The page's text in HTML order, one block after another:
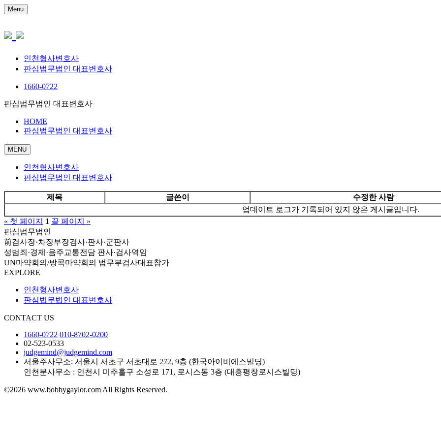
Menu
인천형사변호사
판심법무법인 대표변호사
1660-0722
판심법무법인 대표변호사
HOME
판심법무법인 대표변호사
MENU
인천형사변호사
판심법무법인 대표변호사
제목 글쓴이
수정한 사람
업데이트 로그가 기록되어 있지 않은 게시글입니다.
« 첫 페이지
1 끝 페이지 »
판심법무법인
前검사장·차장부장검사·판사·군판사
성범죄·경제·음주교통전담 판사·검사역임
UN마약회의/방콕마약회의 법무부검사대표참가
EXPLORE
인천형사변호사
판심법무법인 대표변호사
CONTACT US
1660-0722 010-8702-0200
02-523-0533
judgemind@judgemind.com
서울주사무소: 서울시 서초구 서초대로 272, 9층 (한국아이비에스빌딩)
인천분사무소 : 인천시 미추홀구 소성로 171, 로시스동 3층 (대흥평창로시스빌딩)
©2026 www.bobbygaylor.com All Rights Reserved.